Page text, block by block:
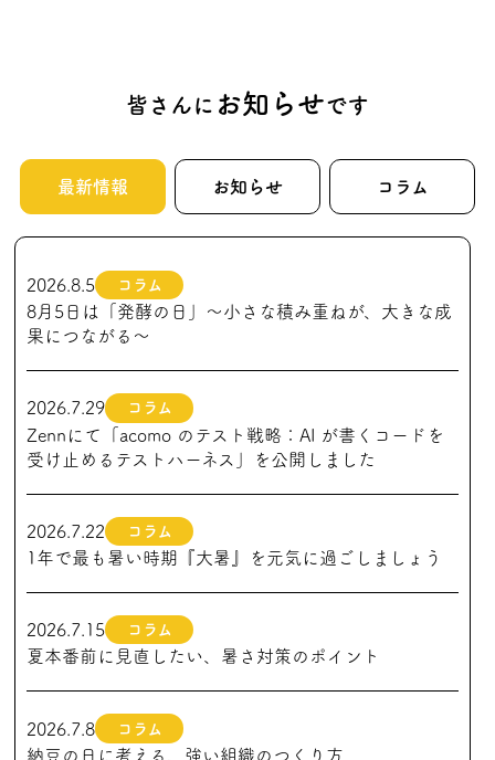
皆さんに お知らせです
最新情報 お知らせ コラム
2026.8.5 コラム
8月5日は「発酵の日」～小さな積み重ねが、大きな成
果につながる～
2026.7.29 コラム
Zennにて「acomo のテスト戦略：AI が書くコードを
受け止めるテストハーネス」を公開しました
2026.7.22 コラム
1年で最も暑い時期『大暑』を元気に過ごしましょう
2026.7.15 コラム
夏本番前に見直したい、暑さ対策のポイント
2026.7.8 コラム
納豆の日に考える、強い組織のつくり方